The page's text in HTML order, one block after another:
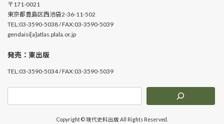
〒171-0021
東京都豊島区西池袋2-36-11-502
TEL:03-3590-5038 / FAX:03-3590-5039
gendaisi[a]atlas.plala.or.jp
発売：東出版
TEL:03-3590-5034 / FAX:03-3590-5039
Copyright © 現代史料出版 All Rights Reserved.